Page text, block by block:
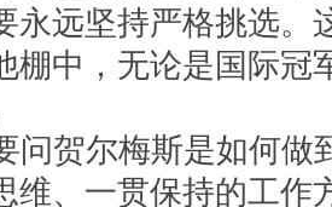
永远坚持严格挑选。
棚中，无论是国际冠
贺尔梅斯是如何做
维、一贯保持的工作